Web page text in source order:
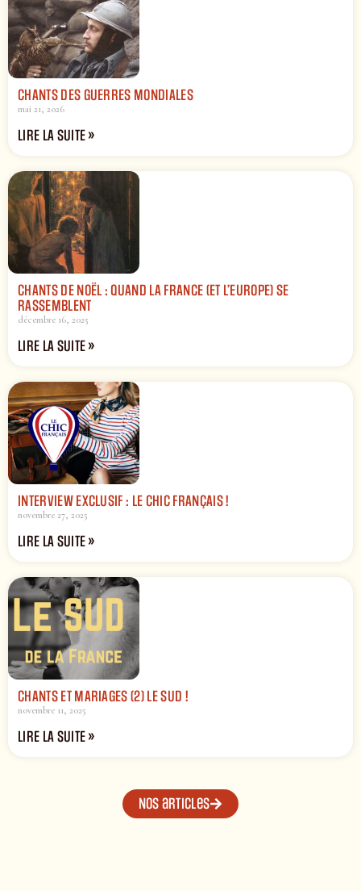
CHANTS DES GUERRES MONDIALES
mai 21, 2026
LIRE LA SUITE »
CHANTS DE NOËL : QUAND LA FRANCE (ET L’EUROPE) SE
RASSEMBLENT
décembre 16, 2025
LIRE LA SUITE »
INTERVIEW EXCLUSIF : LE CHIC FRANÇAIS !
novembre 27, 2025
LIRE LA SUITE »
CHANTS ET MARIAGES (2) LE SUD !
novembre 11, 2025
LIRE LA SUITE »
Nos articles